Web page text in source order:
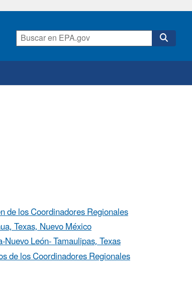
de los Coordinadores Regionales
Texas, Nuevo México
Nuevo León- Tamaulipas, Texas
de los Coordinadores Regionales